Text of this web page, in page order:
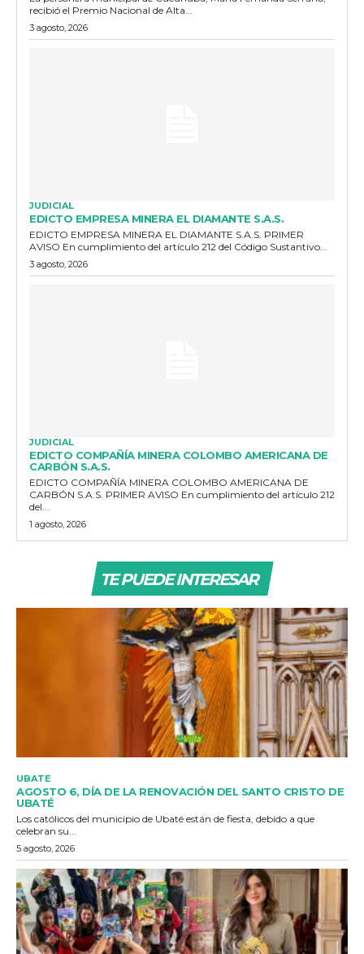
recibió el Premio Nacional de Alta...
3 agosto, 2026
JUDICIAL
EDICTO EMPRESA MINERA EL DIAMANTE S.A.S.
EDICTO EMPRESA MINERA EL DIAMANTE S.A.S. PRIMER
AVISO En cumplimiento del artículo 212 del Código Sustantivo...
3 agosto, 2026
JUDICIAL
EDICTO COMPAÑÍA MINERA COLOMBO AMERICANA DE
CARBÓN S.A.S.
EDICTO COMPAÑÍA MINERA COLOMBO AMERICANA DE
CARBÓN S.A.S. PRIMER AVISO En cumplimiento del artículo 212
del...
1 agosto, 2026
TE PUEDE INTERESAR
UBATE
AGOSTO 6, DÍA DE LA RENOVACIÓN DEL SANTO CRISTO DE
UBATÉ
Los católicos del municipio de Ubaté están de fiesta, debido a que
celebran su...
5 agosto, 2026